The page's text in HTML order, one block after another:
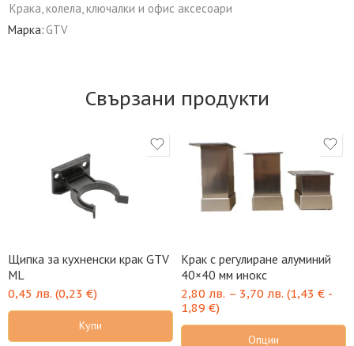
Крака, колела, ключалки и офис аксесоари
Марка:GTV
Свързани продукти
Щипка за кухненски крак GTV
ML
0,45 лв. (0,23 €)
Купи
Крак с регулиране алуминий
40×40 мм инокс
2,80 лв. – 3,70 лв. (1,43 € -
1,89 €)
Опции